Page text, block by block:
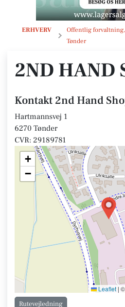
ERHVERV
Offentlig
Tønder
2nd Hand Shop
2ND HAND
Kontakt 2nd Hand
Hartmannsvej 1
6270 Tønder
CVR: 29189781
+
−
Leaflet | ©
Rutevejledning